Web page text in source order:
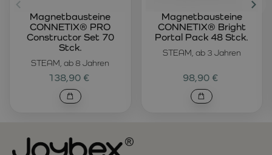
STEAM, ab 8 Jahren
Magnetbausteine
CONNETIX® PRO
Constructor Set 70
Stck.
138,90 €
STEAM, ab 3 Jahren
Magnetbausteine
CONNETIX® Bright
Portal Pack 48 Stck.
98,90 €